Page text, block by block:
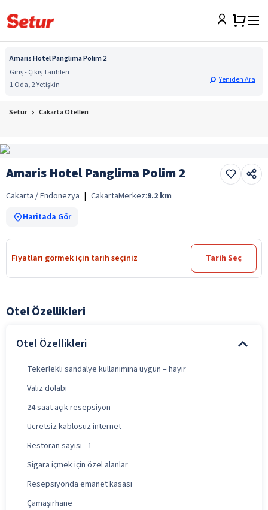
Amaris Hotel Panglima Polim 2
Giriş - Çıkış Tarihleri
1 Oda, 2 Yetişkin
Yeniden Ara
Setur Cakarta Otelleri
Amaris Hotel Panglima Polim 2
Cakarta / Endonezya | CakartaMerkez:9.2 km
Haritada Gör
Fiyatları görmek için tarih seçiniz Tarih Seç
Otel Özellikleri
Otel Özellikleri
Tekerlekli sandalye kullanımına uygun – hayır
Valiz dolabı
24 saat açık resepsiyon
Ücretsiz kablosuz internet
Restoran sayısı - 1
Sigara içmek için özel alanlar
Resepsiyonda emanet kasası
Çamaşırhane